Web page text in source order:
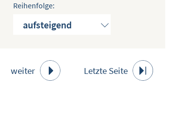
DOKUMENTTYPEN ZEIGEN
INHALTE VORSCHLAGEN
Reihenfolge:
weiter Letzte Seite